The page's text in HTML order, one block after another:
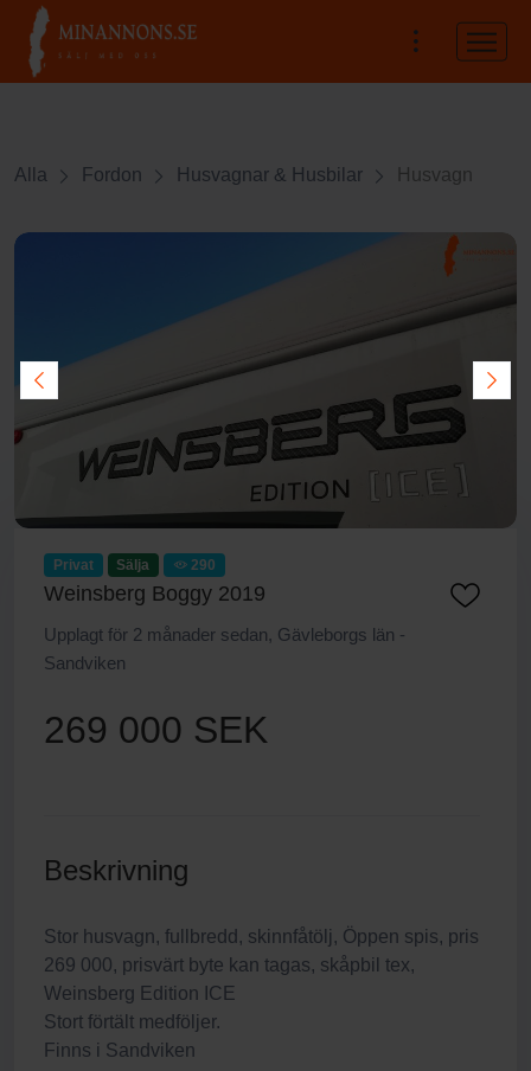
Alla Fordon Husvagnar & Husbilar Husvagn
Privat Sälja 290
Weinsberg Boggy 2019
Upplagt för 2 månader sedan, Gävleborgs län -
Sandviken
269 000 SEK
Beskrivning
Stor husvagn, fullbredd, skinnfåtölj, Öppen spis, pris
269 000, prisvärt byte kan tagas, skåpbil tex,
Weinsberg Edition ICE
Stort förtält medföljer.
Finns i Sandviken